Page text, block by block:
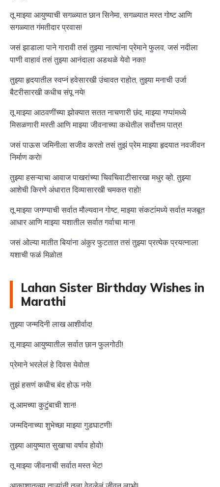
तू माझ्या आयुष्याची सगळ्यात छान सिनेमा, सगळ्यात मस्त गोष्ट आणि
सगळ्यात गंमतीदार प्रवास!
जसं झाडाला पाने गारावी तसं तुझ्या नात्यांना प्रेमाने फुलव, जसं नदीला
पाणी वाहावं तसं तुझ्या आनंदाला अडथळे येवो नका!
तुझ्या हृदयातील स्वप्नं हवेसारखी उंचावत राहोत, तुझ्या मनाची उर्जा
बैटरीसारखी कधीच संपू नये!
तू माझ्या आठवणींच्या झोक्यात सतत नाचणारी छंद, माझ्या गप्पांमध्ये
मिसळणारी मस्ती आणि माझ्या जीवनाच्या कथेतील सर्वोत्तम पात्र!
जसं पाऊस जमिनीला सजीव करतो तसं तुझं प्रेम माझ्या हृदयात नवजीवन
निर्माण करो!
तुझ्या हसऱ्याचा आवाज पाखरांच्या चिवचिवाटीसारखा मधुर व्हो, तुझ्या
आशेची किरणे अंधारात दिव्यासारखी चमकत राहो!
तू माझ्या जगण्याची सर्वात मौल्यवान गोष्ट, माझ्या संकटांमध्ये सर्वात मजबूत
आधार आणि माझ्या यशातील सर्वात गर्वाचा मान!
जसं ओल्या मातीत बियांना अंकुर फुटतात तसं तुझ्या प्रत्येक प्रयत्नाला
यशाची फळं मिळोत!
Lahan Sister Birthday Wishes in
Marathi
तुझ्या जन्मदिनी लाख आशीर्वाद!
तू माझ्या आयुष्यातील सर्वात छान फुलगोठी!
प्रेमाने भरलेलं हे दिवस येवोत!
तुझं हसणं कधीच बंद होऊ नये!
तू आमच्या कुटुंबाची शान!
जन्मदिनाच्या शुभेच्छा माझ्या गुडघाटणी!
तुझ्या आयुष्यात सुखाचा वर्षाव होवो!
तू माझ्या जीवनाची सर्वात मस्त भेट!